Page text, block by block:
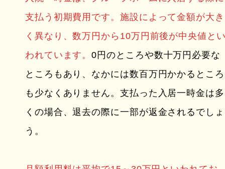
支払う初期費用です。施設によって金額が大き
く異なり、数万円から10万円前後が中央値と
われています。0円のところや数十万円必要な
ところもあり、なかには数百万円かかるところ
も少なくありません。支払った入居一時金は多
くの場合、退去の際に一部が返金されるでしょ
う。